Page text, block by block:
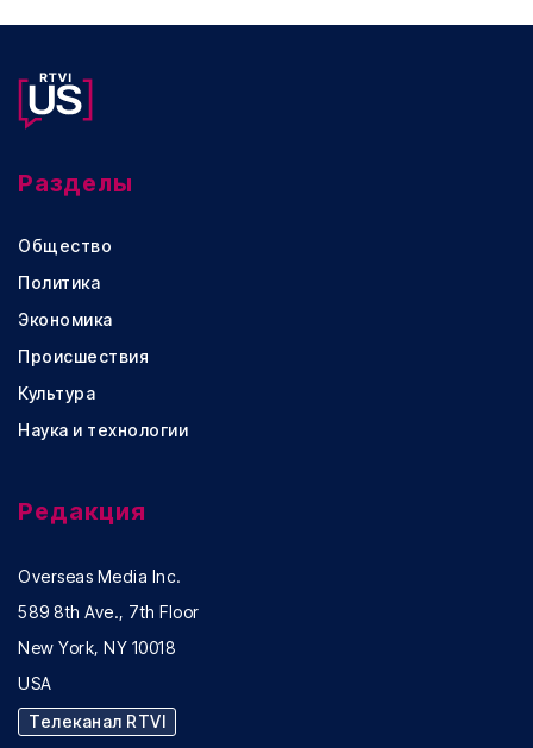
Разделы
Общество
Политика
Экономика
Происшествия
Культура
Наука и технологии
Редакция
Overseas Media Inc.
589 8th Ave., 7th Floor
New York, NY 10018
USA
Телеканал RTVI